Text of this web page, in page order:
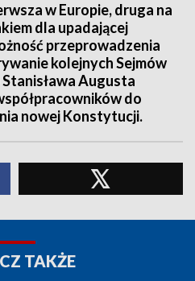
w Europie, druga na
dla upadającej
przeprowadzenia
kolejnych Sejmów
Augusta
do
nowej Konstytucji.
TAKŻE